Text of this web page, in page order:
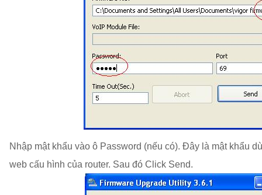
Nhập mật khẩu vào ô Password (nếu có). Đây là mật khẩu
web cấu hình của router. Sau đó Click Send.